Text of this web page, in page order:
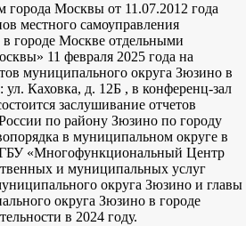
города Москвы от 11.07.2012 года
местного самоуправления
городе Москве отдельными
11 февраля 2025 года на
муниципального округа Зюзино в
ул. Каховка, д. 12Б , в конференц-зал
заслушивание отчетов
по району Зюзино по городу
в муниципальном округе в
ГБУ «Многофункциональный Центр
и муниципальных услуг
округа Зюзино и главы
округа Зюзино в городе
в 2024 году.